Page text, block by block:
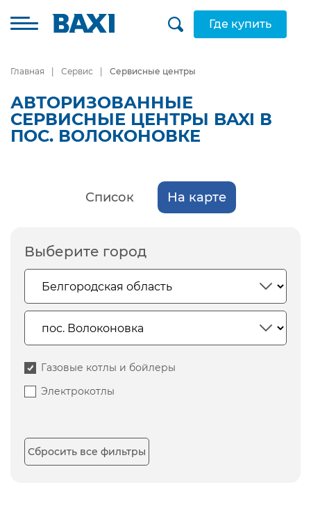
Где купить
Главная Сервис Сервисные центры
АВТОРИЗОВАННЫЕ
СЕРВИСНЫЕ ЦЕНТРЫ BAXI В
ПОС. ВОЛОКОНОВКЕ
Список На карте
Выберите город
Газовые котлы и бойлеры
Электрокотлы
Сбросить все фильтры